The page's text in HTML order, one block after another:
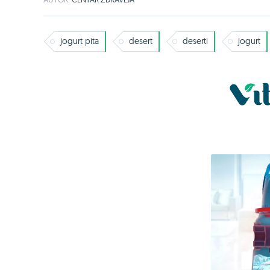
jogurt pita desert deserti jogurt